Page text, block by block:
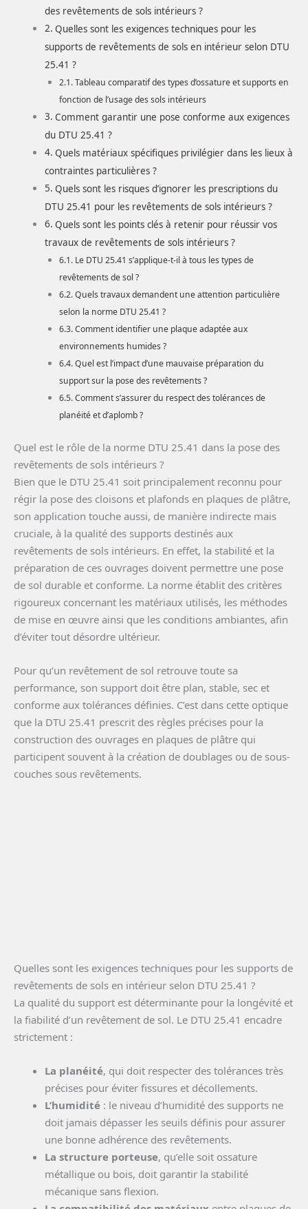
des revêtements de sols intérieurs ?
Quelles sont les exigences techniques pour les
supports de revêtements de sols en intérieur selon DTU
25.41 ?
Tableau comparatif des types d’ossature et supports en
fonction de l’usage des sols intérieurs
Comment garantir une pose conforme aux exigences
du DTU 25.41 ?
Quels matériaux spécifiques privilégier dans les lieux à
contraintes particulières ?
Quels sont les risques d’ignorer les prescriptions du
DTU 25.41 pour les revêtements de sols intérieurs ?
Quels sont les points clés à retenir pour réussir vos
travaux de revêtements de sols intérieurs ?
Le DTU 25.41 s’applique-t-il à tous les types de
revêtements de sol ?
Quels travaux demandent une attention particulière
selon la norme DTU 25.41 ?
Comment identifier une plaque adaptée aux
environnements humides ?
Quel est l’impact d’une mauvaise préparation du
support sur la pose des revêtements ?
Comment s’assurer du respect des tolérances de
planéité et d’aplomb ?
Quel est le rôle de la norme DTU 25.41 dans la pose des
revêtements de sols intérieurs ?
Bien que le DTU 25.41 soit principalement reconnu pour
régir la pose des cloisons et plafonds en plaques de plâtre,
son application touche aussi, de manière indirecte mais
cruciale, à la qualité des supports destinés aux
revêtements de sols intérieurs. En effet, la stabilité et la
préparation de ces ouvrages doivent permettre une pose
de sol durable et conforme. La norme établit des critères
rigoureux concernant les matériaux utilisés, les méthodes
de mise en œuvre ainsi que les conditions ambiantes, afin
d’éviter tout désordre ultérieur.
Pour qu’un revêtement de sol retrouve toute sa
performance, son support doit être plan, stable, sec et
conforme aux tolérances définies. C’est dans cette optique
que la DTU 25.41 prescrit des règles précises pour la
construction des ouvrages en plaques de plâtre qui
participent souvent à la création de doublages ou de sous-
couches sous revêtements.
Quelles sont les exigences techniques pour les supports de
revêtements de sols en intérieur selon DTU 25.41 ?
La qualité du support est déterminante pour la longévité et
la fiabilité d’un revêtement de sol. Le DTU 25.41 encadre
strictement :
La planéité, qui doit respecter des tolérances très
précises pour éviter fissures et décollements.
L’humidité : le niveau d’humidité des supports ne
doit jamais dépasser les seuils définis pour assurer
une bonne adhérence des revêtements.
La structure porteuse, qu’elle soit ossature
métallique ou bois, doit garantir la stabilité
mécanique sans flexion.